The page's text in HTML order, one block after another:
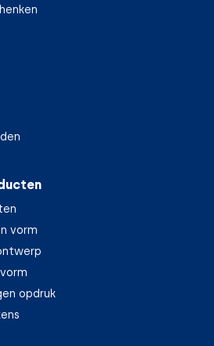
vorm
opdruk